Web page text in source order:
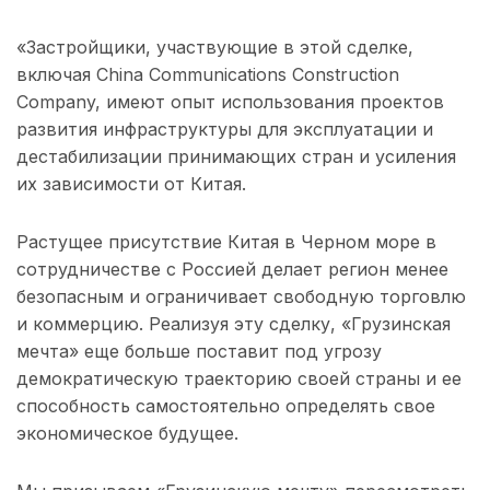
«Застройщики, участвующие в этой сделке,
включая China Communications Construction
Company, имеют опыт использования проектов
развития инфраструктуры для эксплуатации и
дестабилизации принимающих стран и усиления
их зависимости от Китая.
Растущее присутствие Китая в Черном море в
сотрудничестве с Россией делает регион менее
безопасным и ограничивает свободную торговлю
и коммерцию. Реализуя эту сделку, «Грузинская
мечта» еще больше поставит под угрозу
демократическую траекторию своей страны и ее
способность самостоятельно определять свое
экономическое будущее.